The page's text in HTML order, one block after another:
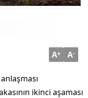
A+ A-
ikinci aşaması